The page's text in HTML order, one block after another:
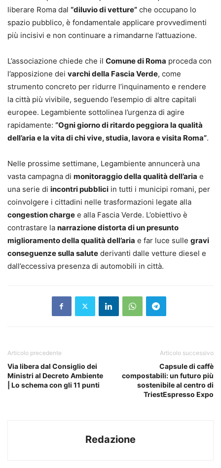
liberare Roma dal “diluvio di vetture” che occupano lo
spazio pubblico, è fondamentale applicare provvedimenti
più incisivi e non continuare a rimandarne l’attuazione.
L’associazione chiede che il Comune di Roma proceda con
l’apposizione dei varchi della Fascia Verde, come
strumento concreto per ridurre l’inquinamento e rendere
la città più vivibile, seguendo l’esempio di altre capitali
europee. Legambiente sottolinea l’urgenza di agire
rapidamente: “Ogni giorno di ritardo peggiora la qualità
dell’aria e la vita di chi vive, studia, lavora e visita Roma”.
Nelle prossime settimane, Legambiente annuncerà una
vasta campagna di monitoraggio della qualità dell’aria e
una serie di incontri pubblici in tutti i municipi romani, per
coinvolgere i cittadini nelle trasformazioni legate alla
congestion charge e alla Fascia Verde. L’obiettivo è
contrastare la narrazione distorta di un presunto
miglioramento della qualità dell’aria e far luce sulle gravi
conseguenze sulla salute derivanti dalle vetture diesel e
dall’eccessiva presenza di automobili in città.
Articolo precedente
Via libera dal Consiglio dei
Ministri al Decreto Ambiente
| Lo schema con gli 11 punti
Articolo successivo
Capsule di caffè
compostabili: un futuro più
sostenibile al centro di
TriestEspresso Expo
Redazione